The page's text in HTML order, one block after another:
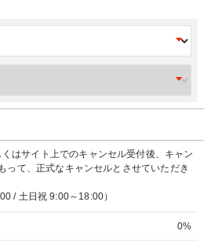
はサイト上でのキャンセル受付後、キャン
って、正式なキャンセルとさせていただき
/ 土日祝 9:00～18:00）
0%